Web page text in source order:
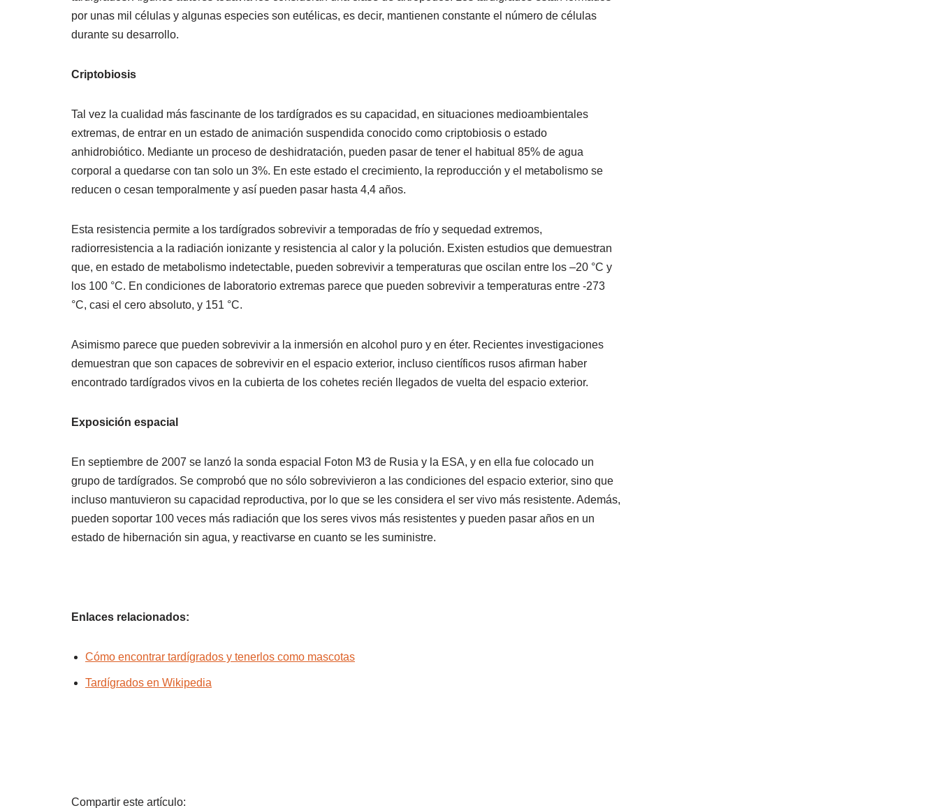
por unas mil células y algunas especies son eutélicas, es decir, mantienen constante el número de células
durante su desarrollo.
Criptobiosis
Tal vez la cualidad más fascinante de los tardígrados es su capacidad, en situaciones medioambientales
extremas, de entrar en un estado de animación suspendida conocido como criptobiosis o estado
anhidrobiótico. Mediante un proceso de deshidratación, pueden pasar de tener el habitual 85% de agua
corporal a quedarse con tan solo un 3%. En este estado el crecimiento, la reproducción y el metabolismo se
reducen o cesan temporalmente y así pueden pasar hasta 4,4 años.
Esta resistencia permite a los tardígrados sobrevivir a temporadas de frío y sequedad extremos,
radiorresistencia a la radiación ionizante y resistencia al calor y la polución. Existen estudios que demuestran
que, en estado de metabolismo indetectable, pueden sobrevivir a temperaturas que oscilan entre los –20 °C y
los 100 °C. En condiciones de laboratorio extremas parece que pueden sobrevivir a temperaturas entre -273
°C, casi el cero absoluto, y 151 °C.
Asimismo parece que pueden sobrevivir a la inmersión en alcohol puro y en éter. Recientes investigaciones
demuestran que son capaces de sobrevivir en el espacio exterior, incluso científicos rusos afirman haber
encontrado tardígrados vivos en la cubierta de los cohetes recién llegados de vuelta del espacio exterior.
Exposición espacial
En septiembre de 2007 se lanzó la sonda espacial Foton M3 de Rusia y la ESA, y en ella fue colocado un
grupo de tardígrados. Se comprobó que no sólo sobrevivieron a las condiciones del espacio exterior, sino que
incluso mantuvieron su capacidad reproductiva, por lo que se les considera el ser vivo más resistente. Además,
pueden soportar 100 veces más radiación que los seres vivos más resistentes y pueden pasar años en un
estado de hibernación sin agua, y reactivarse en cuanto se les suministre.
Enlaces relacionados:
Cómo encontrar tardígrados y tenerlos como mascotas
Tardígrados en Wikipedia
Compartir este artículo: